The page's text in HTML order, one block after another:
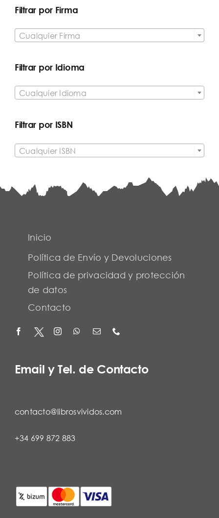
Filtrar por Firma
Cualquier Firma
Filtrar por Idioma
Cualquier Idioma
Filtrar por ISBN
Cualquier ISBN
Inicio
Política de Envío y Devoluciones
Política de privacidad y protección
de datos
Contacto
Email y Tel. de Contacto
contacto@librosvividos.com
+34 699 872 883